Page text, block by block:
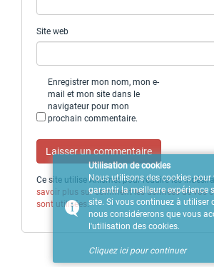
Site web
Enregistrer mon nom, mon e-
mail et mon site dans le
navigateur pour mon
prochain commentaire.
Ce site utilise Akismet pour réduire les
savoir plus sur comment les données de vos
sont utilisées.
Utilisation de cookies
Nous utilisons des cookies pour
garantir la meilleure expérience
site. Si vous continuez à utiliser
nous considérerons que vous
l'utilisation des cookies.
Cliquez ici pour continuer